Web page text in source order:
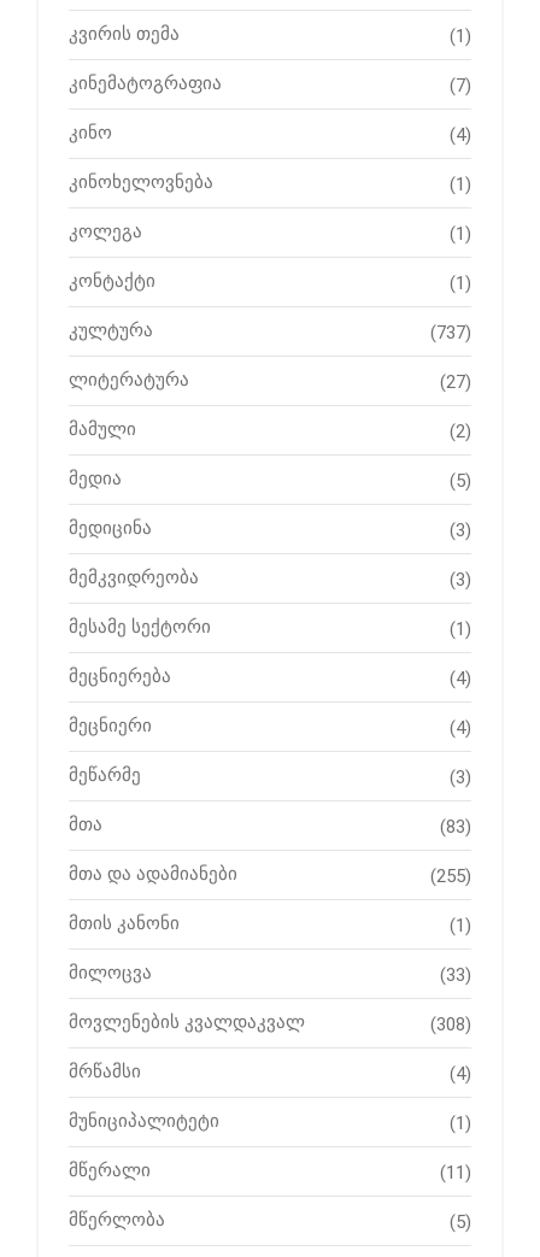
კვირის თემა (1)
კინემატოგრაფია (7)
კინო (4)
კინოხელოვნება (1)
კოლეგა (1)
კონტაქტი (1)
კულტურა (737)
ლიტერატურა (27)
მამული (2)
მედია (5)
მედიცინა (3)
მემკვიდრეობა (3)
მესამე სექტორი (1)
მეცნიერება (4)
მეცნიერი (4)
მეწარმე (3)
მთა (83)
მთა და ადამიანები (255)
მთის კანონი (1)
მილოცვა (33)
მოვლენების კვალდაკვალ (308)
მრწამსი (4)
მუნიციპალიტეტი (1)
მწერალი (11)
მწერლობა (5)